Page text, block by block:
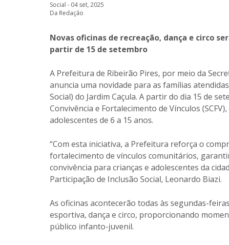
Social - 04 set, 2025
Da Redação
Novas oficinas de recreação, dança e circo
partir de 15 de setembro
A Prefeitura de Ribeirão Pires, por meio da
anuncia uma novidade para as famílias
Social) do Jardim Caçula. A partir do dia 15 de
Convivência e Fortalecimento de Vínculos
adolescentes de 6 a 15 anos.
“Com esta iniciativa, a Prefeitura reforça o
fortalecimento de vínculos comunitários,
convivência para crianças e adolescentes da
Participação de Inclusão Social, Leonardo Biazi.
As oficinas acontecerão todas às segundas-
esportiva, dança e circo, proporcionando
público infanto-juvenil.